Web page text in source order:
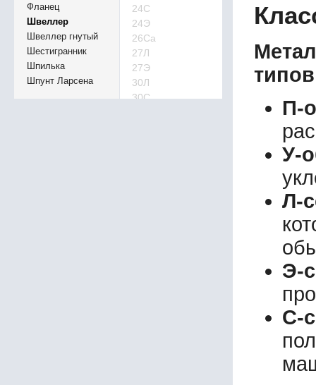
Фланец
Швеллер
Швеллер гнутый
Шестигранник
Шпилька
Шпунт Ларсена
24С
24Э
26Са
27Л
27Э
30Л
30С
П-
У-
Л-
Э-
С-